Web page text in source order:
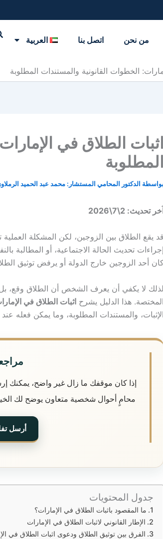
من نحن اتصل بنا العربية
الخطوات القانونية والمستندات المطلوبة
اثبات الطلاق في
المطلوبة
بواسطة الدكتور المحامي المستشار: محمد عبد الحميد
آخر تحديث: 2\7\2026
قد يقع الطلاق بين الزوجين، لكن المشكلة
إجراءات تحديث الحالة الاجتماعية، أو المطالبة
أحد الزوجين خارج الدولة أو يرفض توثيق
لذلك لا يكفي أن يعرف الشخص أن الطلاق وقع، بل
المختصة. هذا الدليل يشرح اثبات الطلاق في
الإثبات، والمستندات المطلوبة، وما يمكن فعله
إذا كان موقفك ما زال غير واضح، يمكنك
محامٍ أحوال شخصية متعاون يوضح لك
أرسل
جدول المحتويات
ما المقصود باثبات الطلاق في الإمارات؟
الإطار القانوني لاثبات الطلاق في الإمارات
الفرق بين توثيق الطلاق ودعوى اثبات الطلاق في